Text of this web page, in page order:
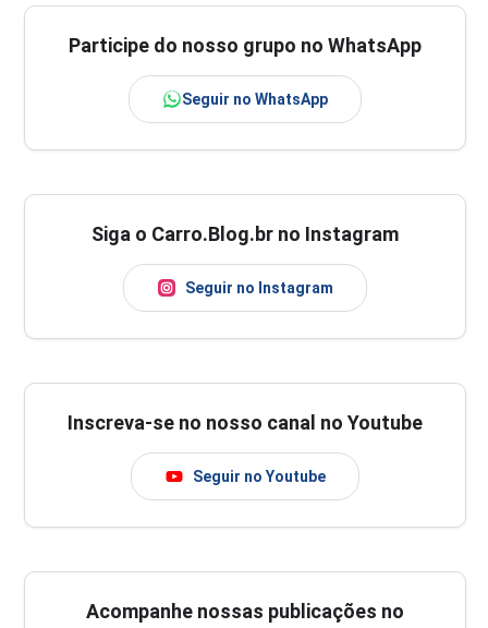
Participe do nosso grupo no WhatsApp
Seguir no WhatsApp
Siga o Carro.Blog.br no Instagram
Seguir no Instagram
Inscreva-se no nosso canal no Youtube
Seguir no Youtube
Acompanhe nossas publicações no